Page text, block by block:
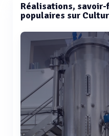
Réalisations,
populaires sur